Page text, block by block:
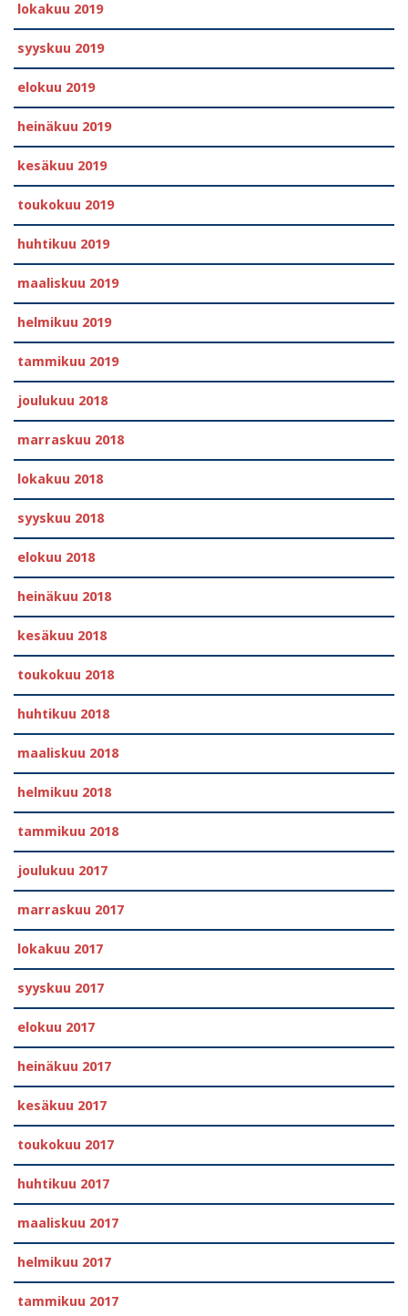
lokakuu 2019
syyskuu 2019
elokuu 2019
heinäkuu 2019
kesäkuu 2019
toukokuu 2019
huhtikuu 2019
maaliskuu 2019
helmikuu 2019
tammikuu 2019
joulukuu 2018
marraskuu 2018
lokakuu 2018
syyskuu 2018
elokuu 2018
heinäkuu 2018
kesäkuu 2018
toukokuu 2018
huhtikuu 2018
maaliskuu 2018
helmikuu 2018
tammikuu 2018
joulukuu 2017
marraskuu 2017
lokakuu 2017
syyskuu 2017
elokuu 2017
heinäkuu 2017
kesäkuu 2017
toukokuu 2017
huhtikuu 2017
maaliskuu 2017
helmikuu 2017
tammikuu 2017